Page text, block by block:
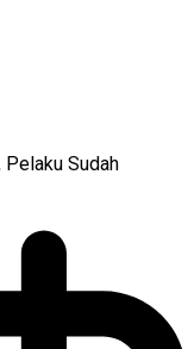
Sudah